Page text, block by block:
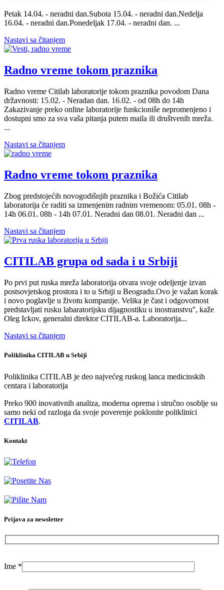
Petak 14.04. - neradni dan.Subota 15.04. - neradni dan.Nedelja
16.04. - neradni dan.Ponedeljak 17.04. - neradni dan. ...
Nastavi sa čitanjem
Radno vreme tokom praznika
Radno vreme Citilab laboratorije tokom praznika povodom Dana
državnosti: 15.02. - Neradan dan. 16.02. - od 08h do 14h
Zakazivanje preko online laboratorije funkcioniše nepromenjeno i
dostupni smo za sva vaša pitanja putem maila ili društvenih mreža.
...
Nastavi sa čitanjem
Radno vreme tokom praznika
Zbog predstojećih novogodišnjih praznika i Božića Citilab
laboratorija će raditi sa izmenjenim radnim vremenom: 05.01. 08h -
14h 06.01. 08h - 14h 07.01. Neradni dan 08.01. Neradni dan ...
Nastavi sa čitanjem
CITILAB grupa od sada i u Srbiji
Po prvi put ruska mreža laboratorija otvara svoje odeljenje izvan
postsovjetskog prostora i to u Srbiji u Beogradu.Ovo je važan korak
i novo poglavlje u životu kompanije. Velika je čast i odgovornost
predstavljati rusku labaratorijsku dijagnostiku u inostranstvu'', kaže
Oleg Ickov, generalni direktor CITILAB-a. Laboratorija...
Nastavi sa čitanjem
Poliklinika CITILAB u Srbiji
Poliklinika CITILAB je deo najvećeg ruskog lanca medicinskih
centara i laboratorija
Preko 900 inovativnih analiza, moderna oprema i stručno osoblje su
samo neki od razloga da svoje poverenje poklonite poliklinici
CITILAB.
Kontakt
Prijava za newsletter
Ime *